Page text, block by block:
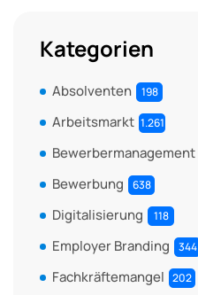
Kategorien
Absolventen 198
Arbeitsmarkt 1.261
Bewerbermanagement
Bewerbung 638
Digitalisierung 118
Employer Branding 344
Fachkräftemangel 202